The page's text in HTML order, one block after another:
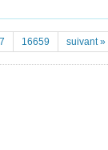
7 16659 suivant »